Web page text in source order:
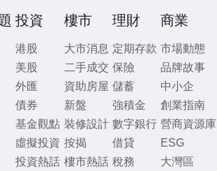
投資
港股
美股
外匯
債券
基金觀點
虛擬投資
投資熱話
樓市
大市消息
二手成交
資助房屋
新盤
裝修設計
按揭
樓市熱話
理財
定期存款
保險
儲蓄
強積金
數字銀行
借貸
稅務
商業
市場動態
品牌故事
中小企
創業指南
營商資源庫
ESG
大灣區